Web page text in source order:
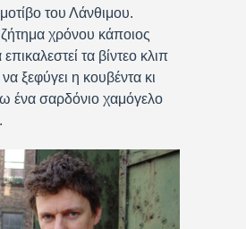
του Λάνθιμου.
χρόνου κάποιος
τα βίντεο κλιπ
ξεφύγει η κουβέντα κι
ένα σαρδόνιο χαμόγελο